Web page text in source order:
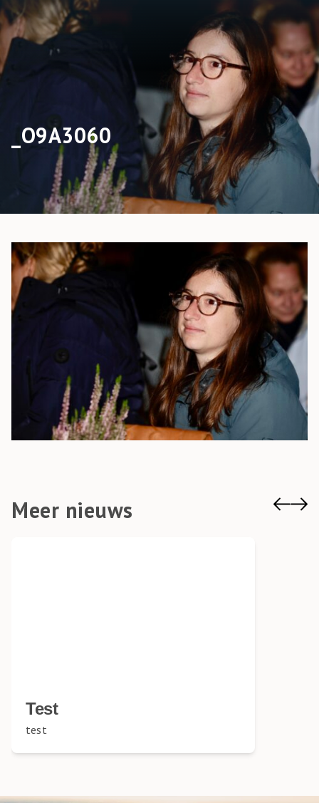
_O9A3060
Meer nieuws
Test
test